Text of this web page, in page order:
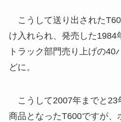
こうして送り出された
け入れられ、発売した1984
トラック部門売り上げの40
どに。
こうして2007年までと23
商品となったT600ですが、